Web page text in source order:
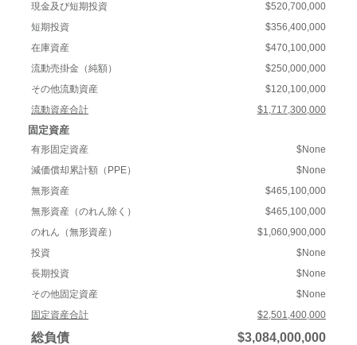
現金及び短期投資
$520,700,000
短期投資
$356,400,000
在庫資産
$470,100,000
流動売掛金（純額）
$250,000,000
その他流動資産
$120,100,000
流動資産合計
$1,717,300,000
固定資産
有形固定資産
$None
減価償却累計額（PPE）
$None
無形資産
$465,100,000
無形資産（のれん除く）
$465,100,000
のれん（無形資産）
$1,060,900,000
投資
$None
長期投資
$None
その他固定資産
$None
固定資産合計
$2,501,400,000
総負債 $3,084,000,000